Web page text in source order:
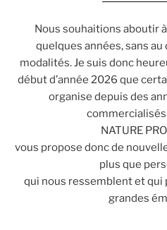
Nous souhaitions aboutir
quelques années, sans
modalités. Je suis donc
début d’année 2026 que
organise depuis des
commercialisés
NATURE
vous propose donc de
plus que
qui nous ressemblent et qui
grandes